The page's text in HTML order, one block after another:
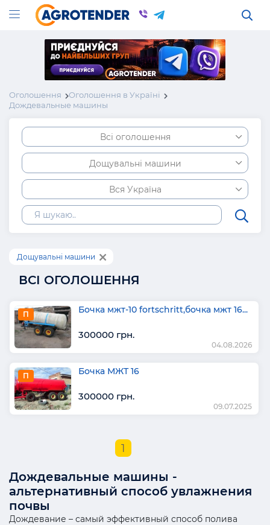
Оголошення
Оголошення в Україні
Дождевальные машины
Всі оголошення
Дощувальні машини
Вся Україна
Дощувальні машини
ВСІ ОГОЛОШЕННЯ
П Бочка мжт-10 fortschritt,бочка мжт 16...
300000 грн.
04.08.2026
П Бочка МЖТ 16
300000 грн.
09.07.2025
1
Дождевальные машины -
альтернативный способ увлажнения
почвы
Дождевание – самый эффективный способ полива